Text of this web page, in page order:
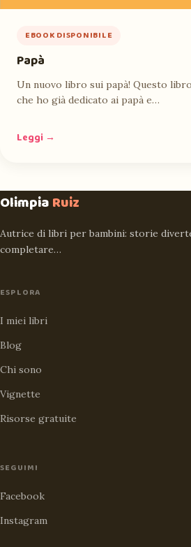
EBOOK DISPONIBILE
Papà
Un nuovo libro sui papà! Questo
che ho già dedicato ai papà e…
Leggi →
OlimpiaRuiz
Autrice di libri per bambini: storie
completare…
ESPLORA
I miei libri
Blog
Chi sono
Vignette
Risorse gratuite
SEGUIMI
Facebook
Instagram